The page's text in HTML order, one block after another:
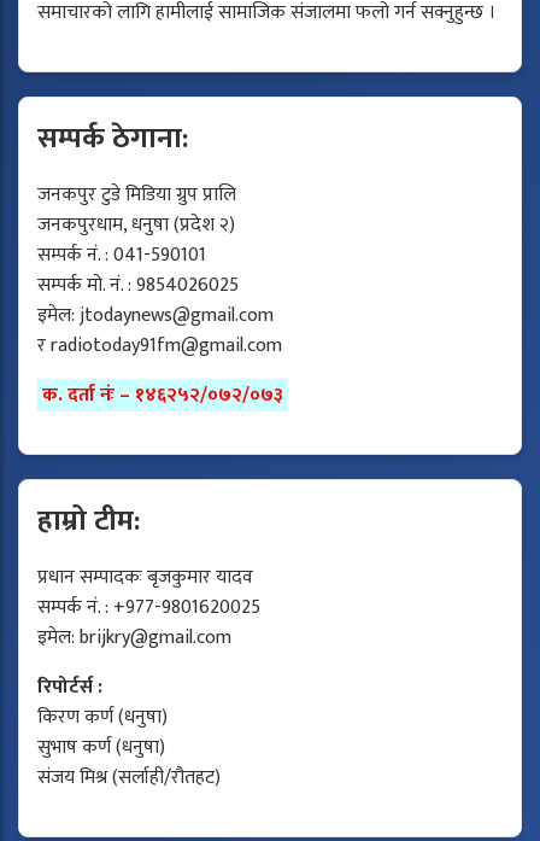
समाचारको लागि हामीलाई सामाजिक संजालमा फलो गर्न सक्नुहुन्छ ।
सम्पर्क ठेगाना:
जनकपुर टुडे मिडिया ग्रुप प्रालि
जनकपुरधाम, धनुषा (प्रदेश २)
सम्पर्क नं. : 041-590101
सम्पर्क मो. नं. : 9854026025
इमेल:jtodaynews@gmail.com
रradiotoday91fm@gmail.com
क. दर्ता नंः – १४६२५२/०७२/०७३
हाम्रो टीम:
प्रधान सम्पादकः बृजकुमार यादव
सम्पर्क नं. : +977-9801620025
इमेल:brijkry@gmail.com
रिपोर्टर्स :
किरण कर्ण (धनुषा)
सुभाष कर्ण (धनुषा)
संजय मिश्र (सर्लाही/रौतहट)